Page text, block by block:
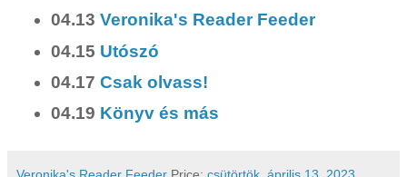
04.13Veronika's Reader Feeder
04.15 Utószó
04.17Csak olvass!
04.19 Könyv és más